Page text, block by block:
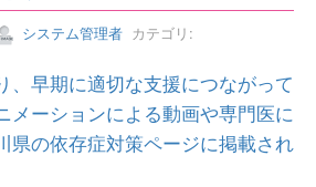
システム管理者 カテゴリ:
、早期に適切な支援につながって
メーションによる動画や専門医に
県の依存症対策ページに掲載され